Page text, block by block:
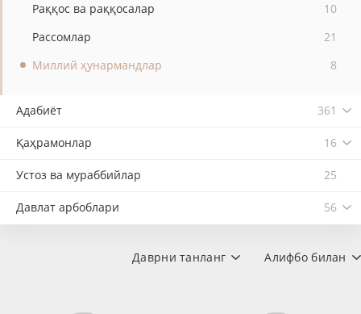
Раққос ва раққосалар
10
Рассомлар
21
Миллий ҳунармандлар
8
Адабиёт 361
Қаҳрамонлар 16
Устоз ва мураббийлар 25
Давлат арбоблари 56
Алифбо билан
Даврни танланг